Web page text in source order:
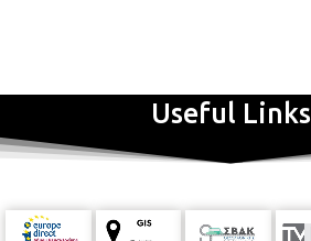
Useful Links